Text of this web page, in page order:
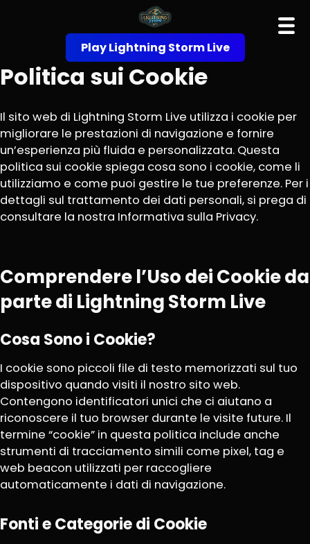
Play Lightning Storm Live
Politica sui Cookie
Il sito web di Lightning Storm Live utilizza i cookie per
migliorare le prestazioni di navigazione e fornire
un’esperienza più fluida e personalizzata. Questa
politica sui cookie spiega cosa sono i cookie, come li
utilizziamo e come puoi gestire le tue preferenze. Per i
dettagli sul trattamento dei dati personali, si prega di
consultare la nostra Informativa sulla Privacy.
Comprendere l’Uso dei Cookie da
parte di Lightning Storm Live
Cosa Sono i Cookie?
I cookie sono piccoli file di testo memorizzati sul tuo
dispositivo quando visiti il nostro sito web.
Contengono identificatori unici che ci aiutano a
riconoscere il tuo browser durante le visite future. Il
termine “cookie” in questa politica include anche
strumenti di tracciamento simili come pixel, tag e
web beacon utilizzati per raccogliere
automaticamente i dati di navigazione.
Fonti e Categorie di Cookie